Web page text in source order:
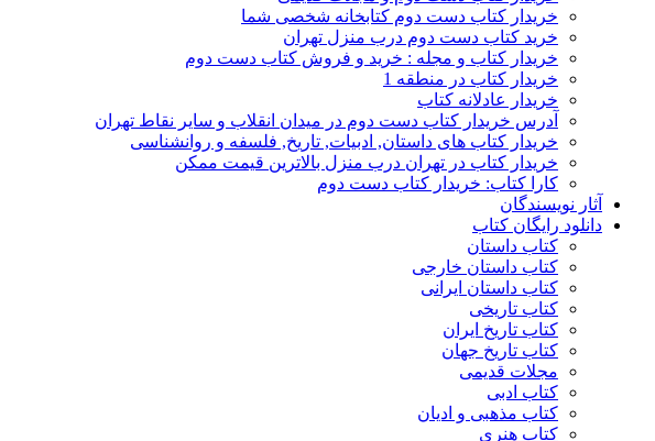
خریدار کتاب دست دوم کتابخانه شخصی شما
خرید کتاب دست دوم درب منزل تهران
خریدار کتاب و مجله : خرید و فروش کتاب دست دوم
خریدار کتاب در منطقه 1
خریدار عادلانه کتاب
آدرس خریدار کتاب دست دوم در میدان انقلاب و سایر نقاط تهران
خریدار کتاب های داستان, ادبیات, تاریخ, فلسفه و روانشناسی
خریدار کتاب در تهران درب منزل بالاترین قیمت ممکن
کارا کتاب: خریدار کتاب دست دوم
آثار نویسندگان
دانلود رایگان کتاب
کتاب داستان
کتاب داستان خارجی
کتاب داستان ایرانی
کتاب تاریخی
کتاب تاریخ ایران
کتاب تاریخ جهان
مجلات قدیمی
کتاب ادبی
کتاب مذهبی و ادیان
کتاب هنری